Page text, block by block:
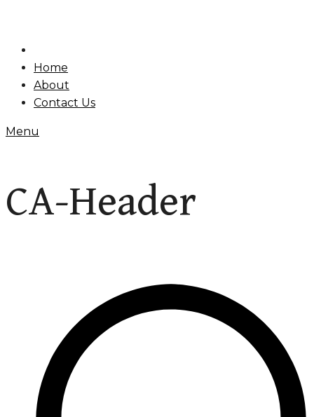
Home
About
Contact Us
Menu
CA-Header